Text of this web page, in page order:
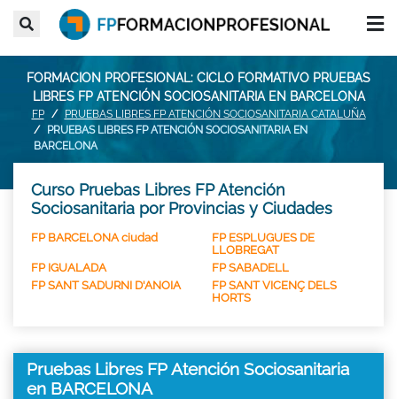
FORMACION PROFESIONAL: CICLO FORMATIVO PRUEBAS
LIBRES FP ATENCIÓN SOCIOSANITARIA EN BARCELONA
FP
PRUEBAS LIBRES FP ATENCIÓN SOCIOSANITARIA CATALUÑA
PRUEBAS LIBRES FP ATENCIÓN SOCIOSANITARIA EN
BARCELONA
Curso Pruebas Libres FP Atención
Sociosanitaria por Provincias y Ciudades
FP BARCELONA ciudad
FP ESPLUGUES DE
LLOBREGAT
FP IGUALADA
FP SABADELL
FP SANT SADURNI D'ANOIA
FP SANT VICENÇ DELS
HORTS
Pruebas Libres FP Atención Sociosanitaria
en BARCELONA